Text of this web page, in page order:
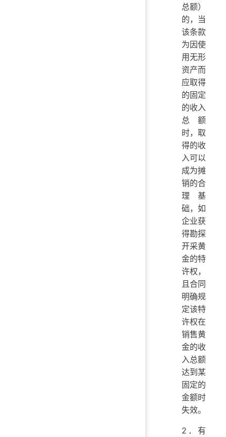
总额）
的，当
该条款
为因使
用无形
资产而
应取得
的固定
的收入
总额
时，取
得的收
入可以
成为摊
销的合
理基
础，如
企业获
得勘探
开采黄
金的特
许权，
且合同
明确规
定该特
许权在
销售黄
金的收
入总额
达到某
固定的
金额时
失效。
2．有